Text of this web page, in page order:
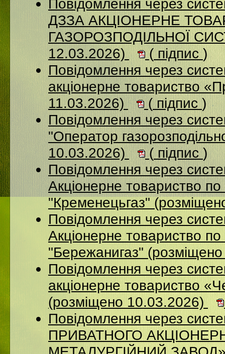
Повідомлення через
ДЗЗА АКЦІОНЕРНЕ
ГАЗОРОЗПОДІЛЬНОЇ
12.03.2026)
( підпис )
Повідомлення через
акціонерне товариство
11.03.2026)
( підпис )
Повідомлення через
"Оператор
10.03.2026)
( підпис)
Повідомлення через
Акціонерне товариство по
"Кременецьгаз"
Повідомлення через
Акціонерне товариство по
"Бережанигаз"
Повідомлення через
акціонерне товариство
(розміщено 10.03.2026)
Повідомлення через
ПРИВАТНОГО